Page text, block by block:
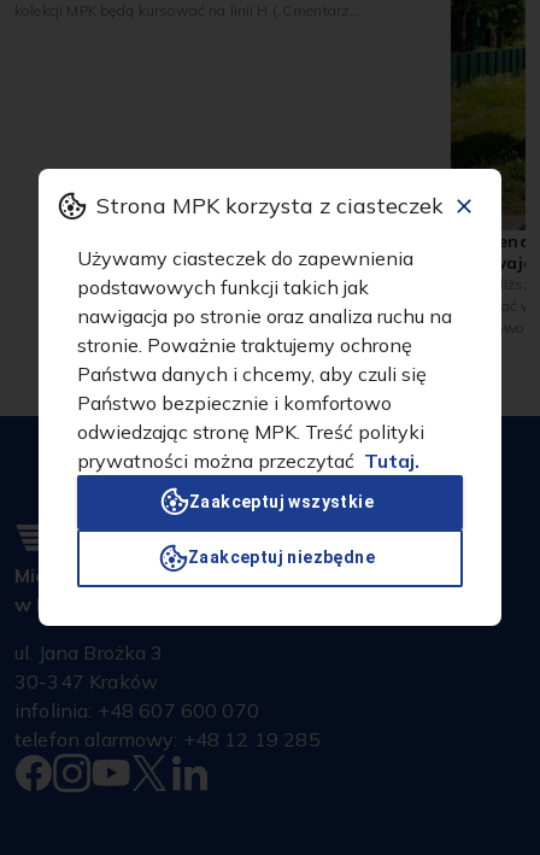
kolekcji MPK będą kursować na linii H („Cmentarz
W
kursować
wyjątkowo
Kościuszki,
godzinach
Miejskie Przedsiębiorstwo Komunikacyjne S.A.
w Krakowie
ul. Jana Brożka 3
30-347 Kraków
infolinia: +48 607 600 070
telefon alarmowy: +48 12 19 285
Strona MPK korzysta z ciasteczek
Używamy ciasteczek do zapewnienia
podstawowych funkcji takich jak
nawigacja po stronie oraz analiza ruchu na
stronie. Poważnie traktujemy ochronę
Państwa danych i chcemy, aby czuli się
Państwo bezpiecznie i komfortowo
odwiedzając stronę MPK. Treść polityki
prywatności można przeczytać Tutaj.
Zaakceptuj wszystkie
Zaakceptuj niezbędne